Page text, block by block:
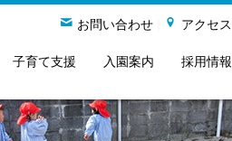
子育て支援 入園案内 採用情報
お問い合わせ アクセス